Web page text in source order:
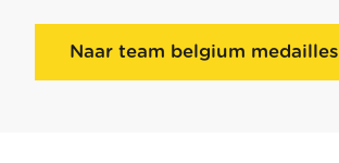
Naar team belgium medailles